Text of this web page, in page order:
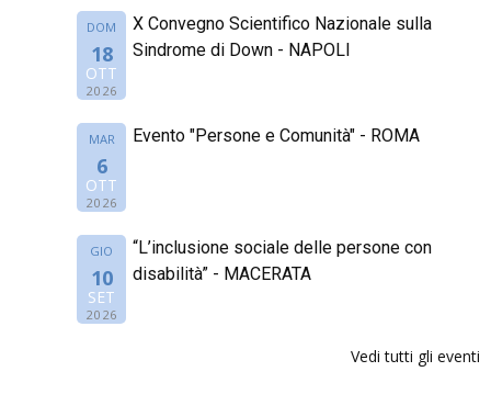
DOM
18
OTT
2026
X Convegno Scientifico Nazionale sulla
Sindrome di Down - NAPOLI
MAR
6
OTT
2026
Evento "Persone e Comunità" - ROMA
GIO
10
SET
2026
“L’inclusione sociale delle persone con
disabilità” - MACERATA
Vedi tutti gli eventi